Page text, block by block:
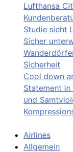
Lufthansa
Studie sieht
Sicher
Sicherheit
Cool down
Statement
und
Airlines
Allgemein